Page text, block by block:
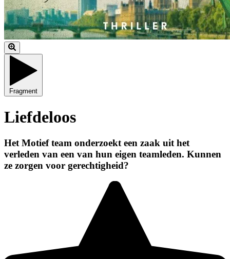
Fragment
Liefdeloos
Het Motief team onderzoekt een zaak uit het
verleden van een van hun eigen teamleden. Kunnen
ze zorgen voor gerechtigheid?